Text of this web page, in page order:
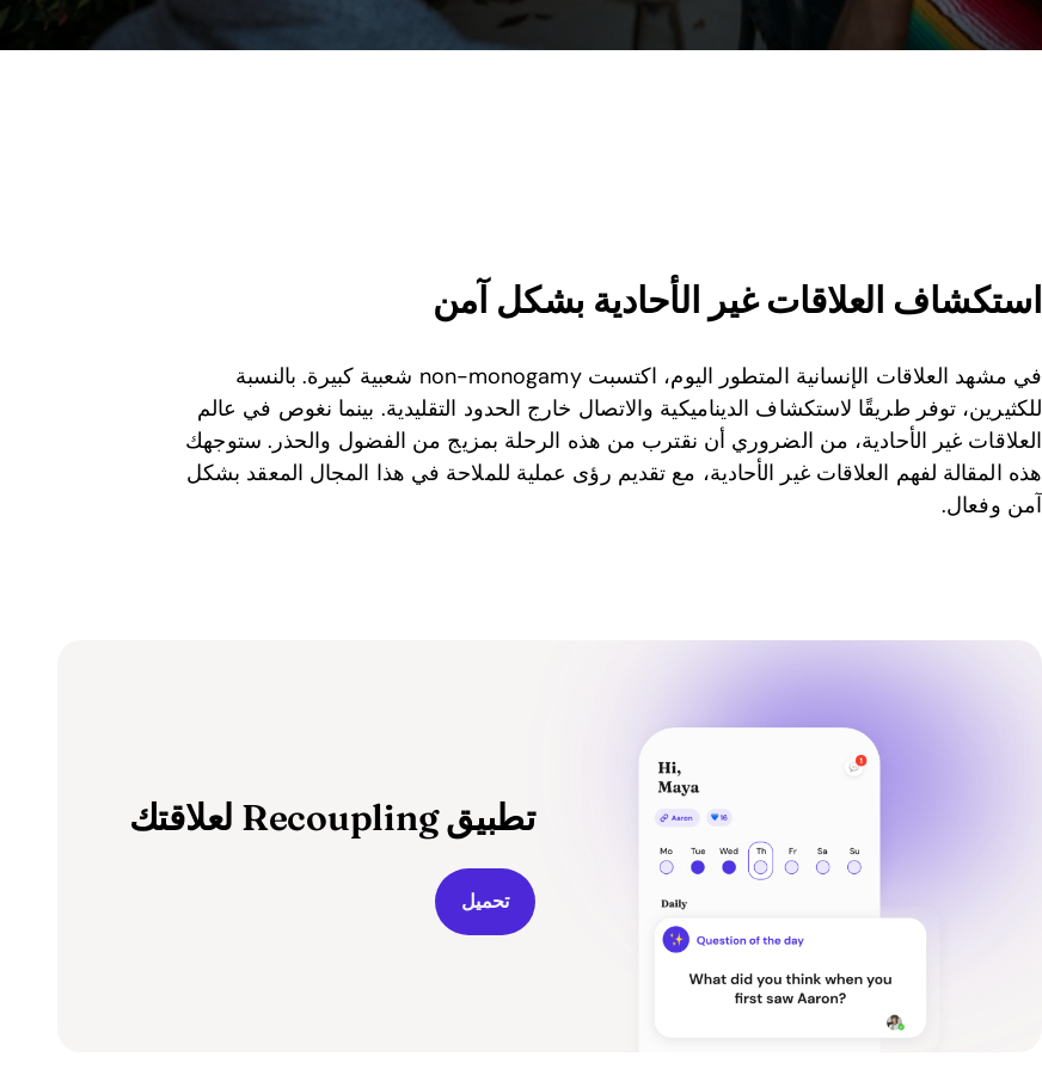
استكشاف العلاقات غير الأحادية بشكل آمن
في مشهد العلاقات الإنسانية المتطور اليوم، اكتسبت non-monogamy شعبية كبيرة. بالنسبة
للكثيرين، توفر طريقًا لاستكشاف الديناميكية والاتصال خارج الحدود التقليدية. بينما نغوص في عالم
العلاقات غير الأحادية، من الضروري أن نقترب من هذه الرحلة بمزيج من الفضول والحذر. ستوجهك
هذه المقالة لفهم العلاقات غير الأحادية، مع تقديم رؤى عملية للملاحة في هذا المجال المعقد بشكل
آمن وفعال.
تطبيق Recoupling لعلاقتك
تحميل